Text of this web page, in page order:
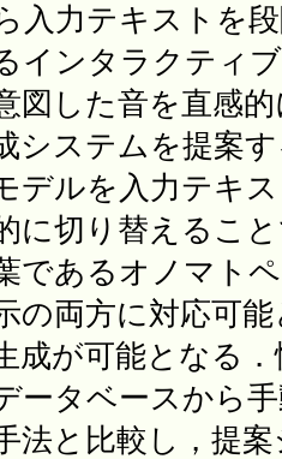
入力テキストを
インタラクティ
図した音を直感
システムを提案
デルを入力テキ
に切り替えるこ
であるオノマト
の両方に対応可
成が可能となる
ータベースから
法と比較し，提